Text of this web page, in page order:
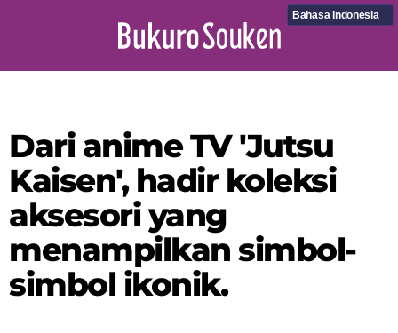
Bahasa Indonesia
Dari anime TV 'Jutsu
Kaisen', hadir koleksi
aksesori yang
menampilkan simbol-
simbol ikonik.